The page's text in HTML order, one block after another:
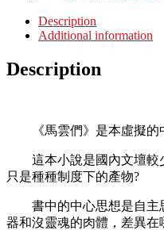
Description
Additional information
Description
《馬雲們》是本虛擬的中
這本小說是國內文壇較少
只是種種制度下的產物?
書中的中心思想是自主思
器和沒靈魂的肉體，差異在